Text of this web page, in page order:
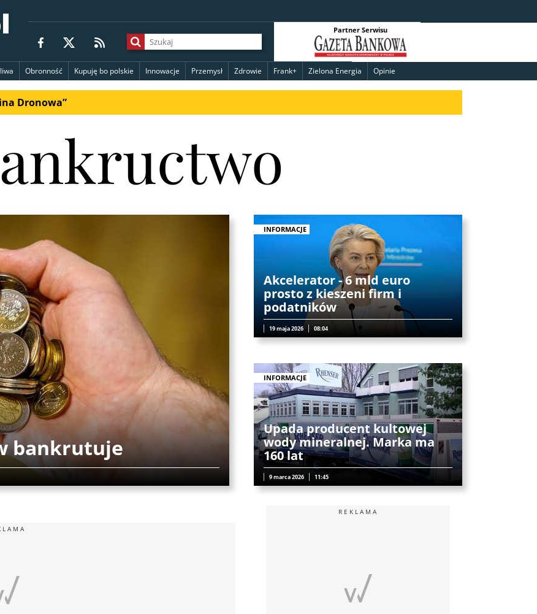
Partner Serwisu
Obronność Kupuję bo polskie Innowacje Przemysł Zdrowie Frank+ Zielona Energia Opinie
Dronowa”
bankrutuje
INFORMACJE
Akcelerator - 6 mld euro
prosto z kieszeni firm i
podatników
19 maja 2026 08:04
INFORMACJE
Upada producent kultowej
wody mineralnej. Marka ma
160 lat
9 marca 2026 11:45
REKLAMA